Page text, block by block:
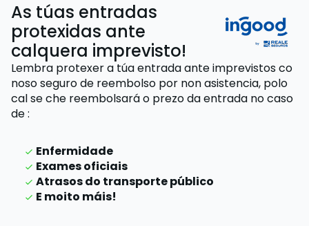
As túas entradas
protexidas ante
calquera imprevisto!
Lembra protexer a túa entrada ante imprevistos co
noso seguro de reembolso por non asistencia, polo
cal se che reembolsará o prezo da entrada no caso
de:
Enfermidade
Exames oficiais
Atrasos do transporte público
E moito máis!